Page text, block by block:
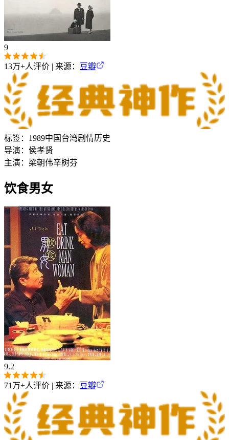
9
13万+人评价 | 来源： 豆瓣
标签： 1989中国台湾剧情历史
导演： 侯孝贤
主演： 梁朝伟辛树芬
饮食男女
9.2
71万+人评价 | 来源： 豆瓣